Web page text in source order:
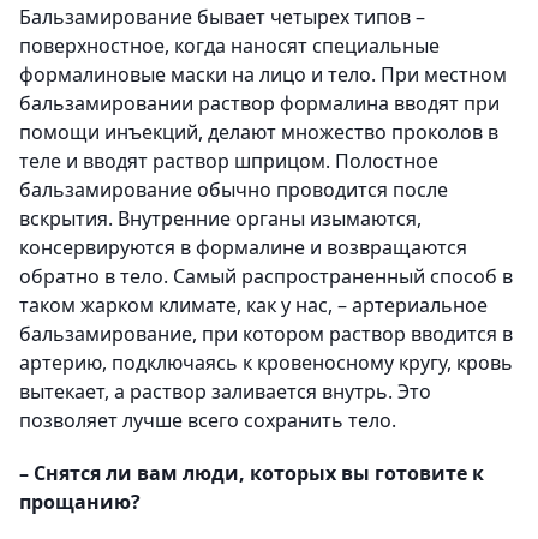
Бальзамирование бывает четырех типов –
поверхностное, когда наносят специальные
формалиновые маски на лицо и тело. При местном
бальзамировании раствор формалина вводят при
помощи инъекций, делают множество проколов в
теле и вводят раствор шприцом. Полостное
бальзамирование обычно проводится после
вскрытия. Внутренние органы изымаются,
консервируются в формалине и возвращаются
обратно в тело. Самый распространенный способ в
таком жарком климате, как у нас, – артериальное
бальзамирование, при котором раствор вводится в
артерию, подключаясь к кровеносному кругу, кровь
вытекает, а раствор заливается внутрь. Это
позволяет лучше всего сохранить тело.
– Снятся ли вам люди, которых вы готовите к
прощанию?